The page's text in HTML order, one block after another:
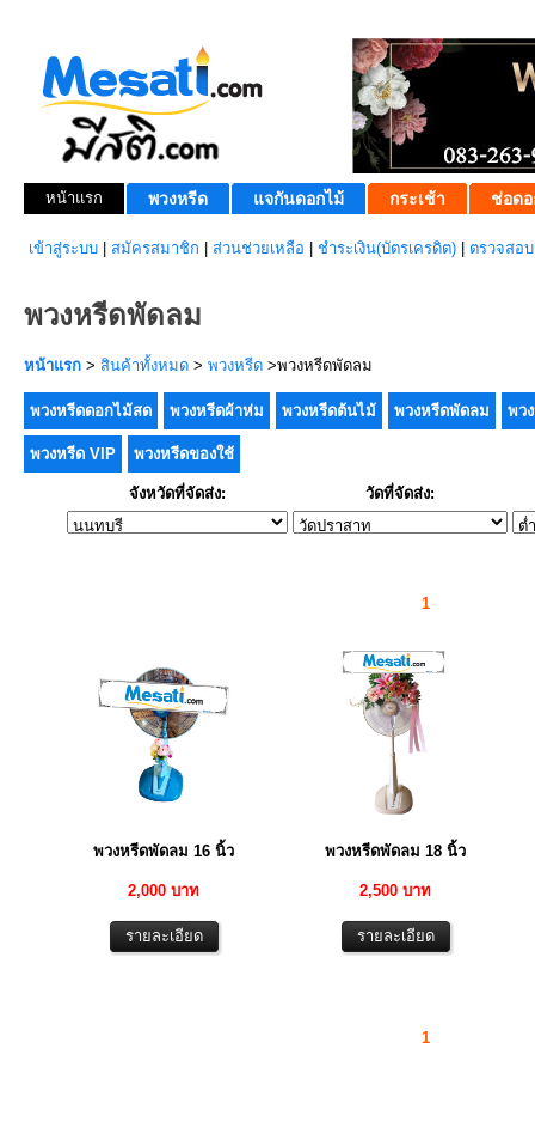
หน้าแรก พวงหรีด แจกันดอกไม้ กระเช้า ช่อดอ
เข้าสู่ระบบ สมัครสมาชิก ส่วนช่วยเหลือ ชำระเงิน(บัตรเครดิต) ตรวจสอ
พวงหรีดพัดลม
หน้าแรก > สินค้าทั้งหมด > พวงหรีด >พวงหรีดพัดลม
พวงหรีดดอกไม้สด พวงหรีดผ้าห่ม พวงหรีดต้นไม้ พวงหรีดพัดลม พว
พวงหรีด VIP พวงหรีดของใช้
จังหวัดที่จัดส่ง: วัดที่จัดส่ง:
1
พวงหรีดพัดลม 16 นิ้ว
2,000 บาท
พวงหรีดพัดลม 18 นิ้ว
2,500 บาท
1